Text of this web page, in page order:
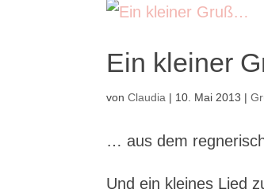
Ein kleiner
vonClaudia | 10. Mai 2013 |
… aus dem
Und ein kleines Lied